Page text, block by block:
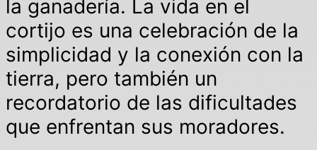
la ganadería. La vida en el
cortijo es una celebración de la
simplicidad y la conexión con la
tierra, pero también un
recordatorio de las dificultades
que enfrentan sus moradores.